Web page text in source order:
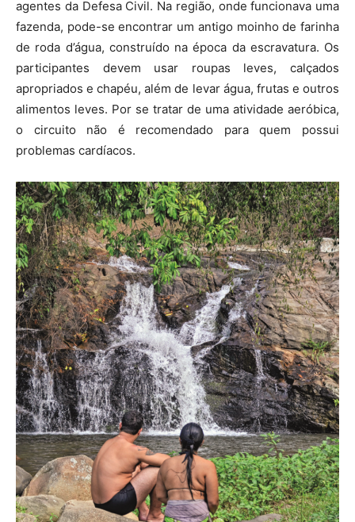
agentes da Defesa Civil. Na região, onde funcionava uma
fazenda, pode-se encontrar um antigo moinho de farinha
de roda d’água, construído na época da escravatura. Os
participantes devem usar roupas leves, calçados
apropriados e chapéu, além de levar água, frutas e outros
alimentos leves. Por se tratar de uma atividade aeróbica,
o circuito não é recomendado para quem possui
problemas cardíacos.